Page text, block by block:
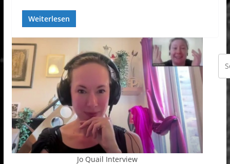
Weiterlesen
Jo Quail Interview